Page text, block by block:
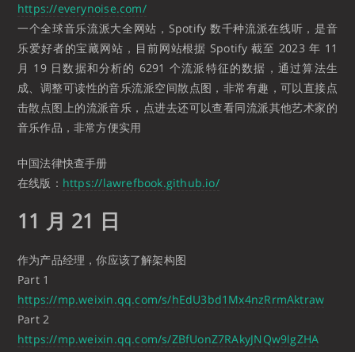
https://everynoise.com/
一个全球音乐流派大全网站，Spotify 数千种流派在线听，是音
乐爱好者的宝藏网站，目前网站根据 Spotify 截至 2023 年 11
月 19 日数据和分析的 6291 个流派特征的数据，通过算法生
成、调整可读性的音乐流派空间散点图，非常有趣，可以直接点
击散点图上的流派音乐，点进去还可以查看同流派其他艺术家的
音乐作品，非常方便实用
中国法律快查手册
在线版： https://lawrefbook.github.io/
11 月 21 日
作为产品经理，你应该了解架构图
Part 1
https://mp.weixin.qq.com/s/hEdU3bd1Mx4nzRrmAktraw
Part 2
https://mp.weixin.qq.com/s/ZBfUonZ7RAkyJNQw9lgZHA